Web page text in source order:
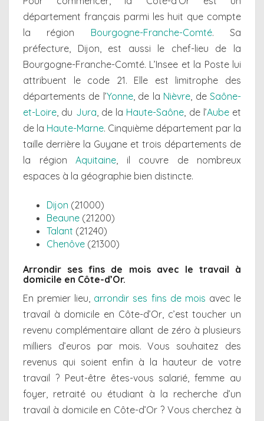
département français parmi les huit que compte
la région Bourgogne-Franche-Comté. Sa
préfecture, Dijon, est aussi le chef-lieu de la
Bourgogne-Franche-Comté. L’Insee et la Poste lui
attribuent le code 21. Elle est limitrophe des
départements de l’Yonne, de la Nièvre, deSaône-
et-Loire, du Jura, de la Haute-Saône, de l’Aubeet
de la Haute-Marne. Cinquième département par la
taille derrière la Guyane et trois départements de
la région Aquitaine, il couvre de nombreux
espaces à la géographie bien distincte.
Dijon (21000)
Beaune (21200)
Talant (21240)
Chenôve (21300)
Arrondir ses fins de mois avec le travail à
domicile en Côte-d’Or.
En premier lieu, arrondir ses fins de mois avec le
travail à domicile en Côte-d’Or, c’est toucher un
revenu complémentaire allant de zéro à plusieurs
milliers d’euros par mois. Vous souhaitez des
revenus qui soient enfin à la hauteur de votre
travail ? Peut-être êtes-vous salarié, femme au
foyer, retraité ou étudiant à la recherche d’un
travail à domicile en Côte-d’Or ? Vous cherchez à